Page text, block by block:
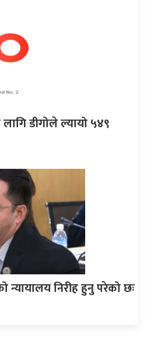
डीगोले ल्यायो ५४९
निरीह हुनु परेको छः